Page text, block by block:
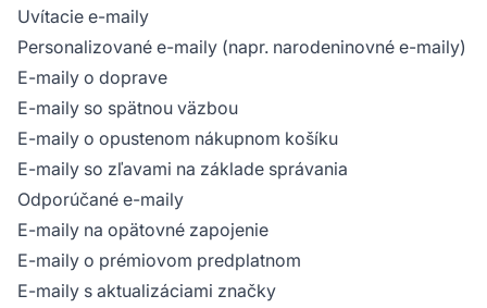
Uvítacie e-maily
Personalizované e-maily (napr. narodeninovné e-maily)
E-maily o doprave
E-maily so spätnou väzbou
E-maily o opustenom nákupnom košíku
E-maily so zľavami na základe správania
Odporúčané e-maily
E-maily na opätovné zapojenie
E-maily o prémiovom predplatnom
E-maily s aktualizáciami značky